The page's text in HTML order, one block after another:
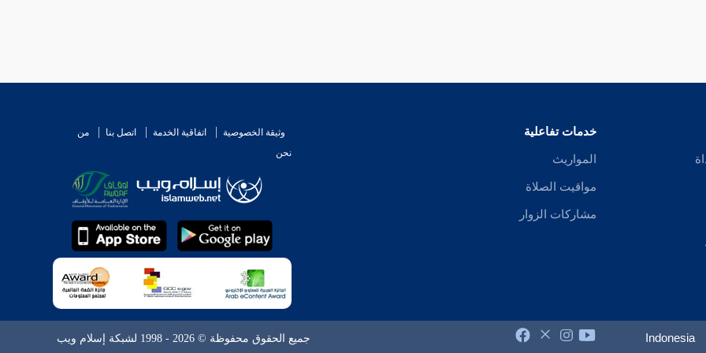
خدمات تفاعلية
المواريث
مواقيت الصلاة
مشاركات الزوار
وثيقة الخصوصية اتفاقية الخدمة اتصل بنا
من
نحن
Indonesia جميع الحقوق محفوظة © 2026 - 1998 لشبكة إسلام ويب